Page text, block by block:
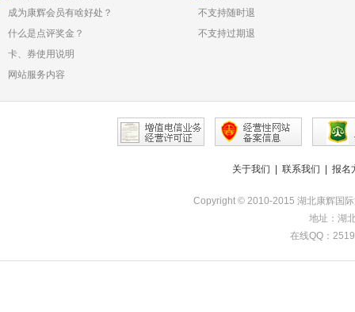
成为康辉会员有啥好处？
什么是点评奖金？
卡、券使用说明
网站服务内容
不支持随时退
不支持过期退
关于我们 联系我们 报名
Copyright © 2010-2015 湖北康辉国
地址：湖
在线QQ：